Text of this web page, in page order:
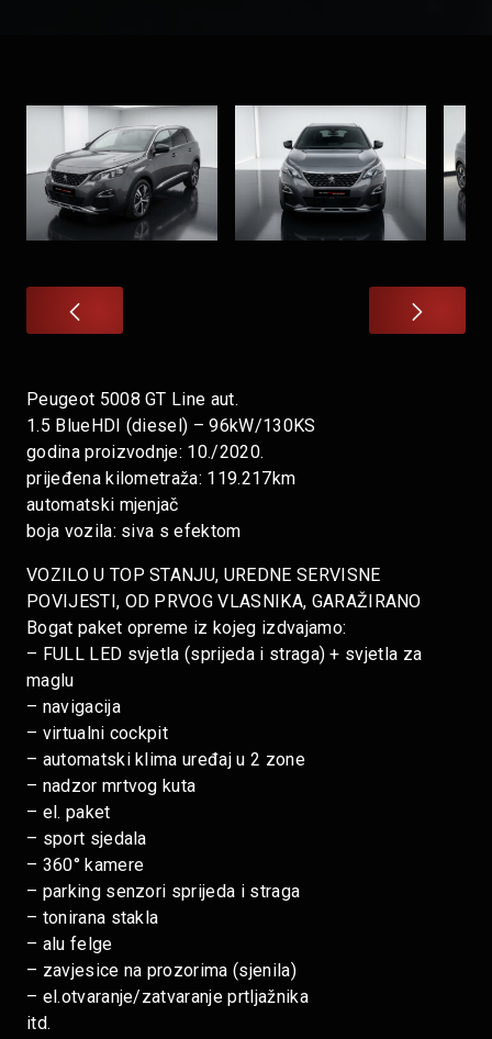
Peugeot 5008 GT Line aut.
1.5 BlueHDI (diesel) – 96kW/130KS
godina proizvodnje: 10./2020.
prijeđena kilometraža: 119.217km
automatski mjenjač
boja vozila: siva s efektom
VOZILO U TOP STANJU, UREDNE SERVISNE
POVIJESTI, OD PRVOG VLASNIKA, GARAŽIRANO
Bogat paket opreme iz kojeg izdvajamo:
– FULL LED svjetla (sprijeda i straga) + svjetla za
maglu
– navigacija
– virtualni cockpit
– automatski klima uređaj u 2 zone
– nadzor mrtvog kuta
– el. paket
– sport sjedala
– 360° kamere
– parking senzori sprijeda i straga
– tonirana stakla
– alu felge
– zavjesice na prozorima (sjenila)
– el.otvaranje/zatvaranje prtljažnika
itd.